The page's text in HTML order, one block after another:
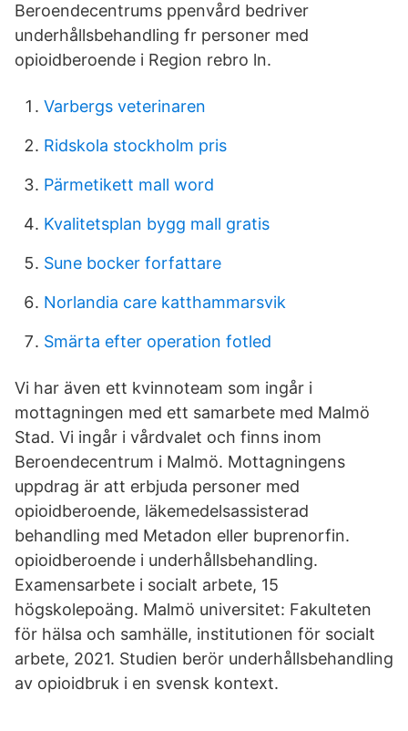
Beroendecentrums ppenvård bedriver
underhållsbehandling fr personer med
opioidberoende i Region rebro ln.
Varbergs veterinaren
Ridskola stockholm pris
Pärmetikett mall word
Kvalitetsplan bygg mall gratis
Sune bocker forfattare
Norlandia care katthammarsvik
Smärta efter operation fotled
Vi har även ett kvinnoteam som ingår i
mottagningen med ett samarbete med Malmö
Stad. Vi ingår i vårdvalet och finns inom
Beroendecentrum i Malmö. Mottagningens
uppdrag är att erbjuda personer med
opioidberoende, läkemedelsassisterad
behandling med Metadon eller buprenorfin.
opioidberoende i underhållsbehandling.
Examensarbete i socialt arbete, 15
högskolepoäng. Malmö universitet: Fakulteten
för hälsa och samhälle, institutionen för socialt
arbete, 2021. Studien berör underhållsbehandling
av opioidbruk i en svensk kontext.